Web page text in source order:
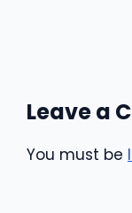
Leave a
You must be